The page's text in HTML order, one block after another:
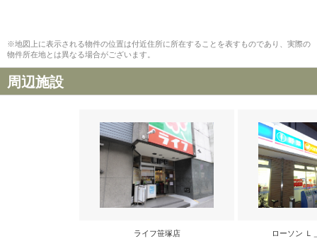
※地図上に表示される物件の位置は付近住所に所在することを表すものであり、実際の
物件所在地とは異なる場合がございます。
周辺施設
ライフ笹塚店 ローソン Ｌ